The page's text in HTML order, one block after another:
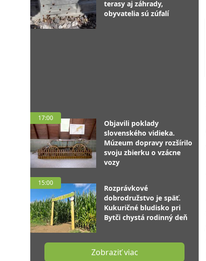
terasy aj záhrady,
obyvatelia sú zúfalí
17:00
Objavili poklady
slovenského vidieka.
Múzeum dopravy rozšírilo
svoju zbierku o vzácne
vozy
15:00
Rozprávkové
dobrodružstvo je späť.
Kukuričné bludisko pri
Bytči chystá rodinný deň
Zobraziť viac